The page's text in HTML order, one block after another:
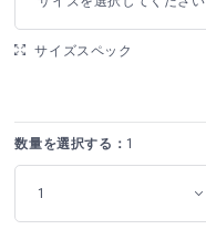
サイズスペック
数量を選択する： 1